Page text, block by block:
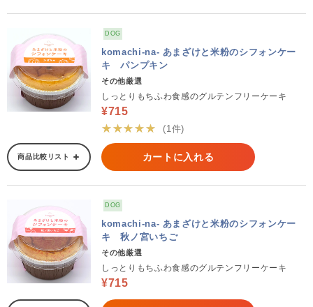
DOG
komachi-na- あまざけと米粉のシフォンケー
キ パンプキン
その他厳選
しっとりもちふわ食感のグルテンフリーケーキ
¥715
★★★★★
(1件)
商品比較リスト カートに入れる
DOG
komachi-na- あまざけと米粉のシフォンケー
キ 秋ノ宮いちご
その他厳選
しっとりもちふわ食感のグルテンフリーケーキ
¥715